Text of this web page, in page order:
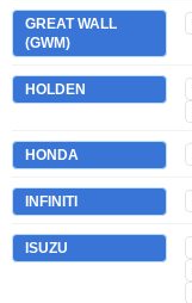
GREAT WALL
(GWM)
HOLDEN
HONDA
INFINITI
ISUZU